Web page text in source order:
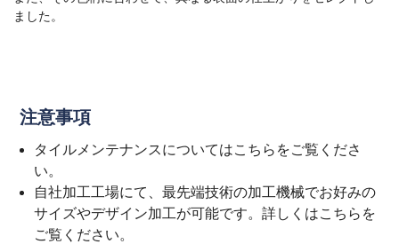
ました。
注意事項
タイルメンテナンスについてはこちら をご覧くださ
い。
自社加工工場にて、最先端技術の加工機械でお好みの
サイズやデザイン加工が可能です。詳しくはこちら を
ご覧ください。